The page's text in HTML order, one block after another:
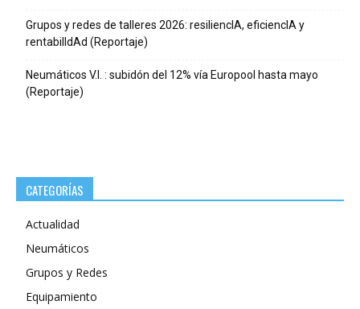
Grupos y redes de talleres 2026: resiliencIA, eficiencIA y
rentabilIdAd (Reportaje)
Neumáticos V.I. : subidón del 12% vía Europool hasta mayo
(Reportaje)
CATEGORÍAS
Actualidad
Neumáticos
Grupos y Redes
Equipamiento